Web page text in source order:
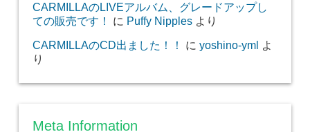
CARMILLAのLIVEアルバム、グレードアップし
ての販売です！
に Puffy Nipplesより
CARMILLAのCD出ました！！
に yoshino-yml よ
り
Meta Information